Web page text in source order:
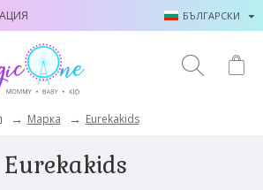
БЪЛГАРСКИ
Марка Eurekakids
Eurekakids